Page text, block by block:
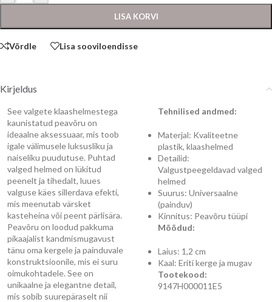
LISA KORVI
Võrdle Lisa sooviloendisse
Kirjeldus
See valgete klaashelmestega
kaunistatud peavõru on
ideaalne aksessuaar, mis toob
igale välimusele luksusliku ja
naiseliku puudutuse. Puhtad
valged helmed on lükitud
peenelt ja tihedalt, luues
valguse käes sillerdava efekti,
mis meenutab värsket
kasteheina või peent pärlisära.
Peavõru on loodud pakkuma
pikaajalist kandmismugavust
tänu oma kergele ja painduvale
konstruktsioonile, mis ei suru
oimukohtadele. See on
unikaalne ja elegantne detail,
mis sobib suurepäraselt nii
Tehnilised andmed:
Materjal: Kvaliteetne
plastik, klaashelmed
Detailid:
Valgustpeegeldavad valged
helmed
Suurus: Universaalne
(painduv)
Kinnitus: Peavõru tüüpi
Mõõdud:
Laius: 1,2 cm
Kaal: Eriti kerge ja mugav
Tootekood:
9147H000011E5